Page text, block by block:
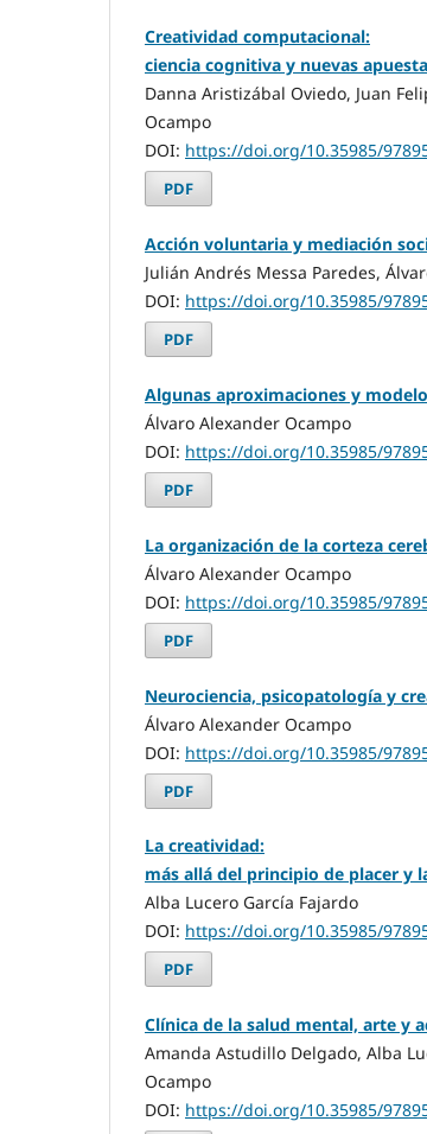
Creatividad computacional:
ciencia cognitiva y nuevas
Danna Aristizábal Oviedo, Juan
Ocampo
DOI: https://doi.org/10.35985/
PDF
Acción voluntaria y mediación
Julián Andrés Messa Paredes,
DOI: https://doi.org/10.35985/
PDF
Algunas aproximaciones y
Álvaro Alexander Ocampo
DOI: https://doi.org/10.35985/
PDF
La organización de la corteza
Álvaro Alexander Ocampo
DOI: https://doi.org/10.35985/
PDF
Neurociencia, psicopatología y
Álvaro Alexander Ocampo
DOI: https://doi.org/10.35985/
PDF
La creatividad:
más allá del principio de placer y
Alba Lucero García Fajardo
DOI: https://doi.org/10.35985/
PDF
Clínica de la salud mental, arte y
Amanda Astudillo Delgado, Alba
Ocampo
DOI: https://doi.org/10.35985/